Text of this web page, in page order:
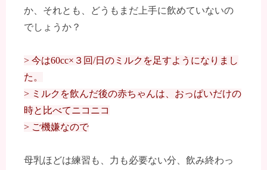
か、それとも、どうもまだ上手に飲めていないの
でしょうか？
> 今は60cc×３回/日のミルクを足すようになりまし
た。
> ミルクを飲んだ後の赤ちゃんは、おっぱいだけの
時と比べてニコニコ
> ご機嫌なので
母乳ほどは練習も、力も必要ない分、飲み終わっ